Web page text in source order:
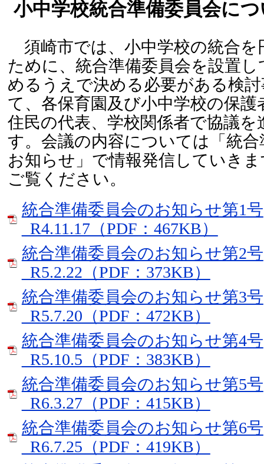
小中学校統合準備委員会に
須崎市では、小中学校の統合を
ために、統合準備委員会を設置し
めるうえで決める必要がある検
て、各保育園及び小中学校の保護
住民の代表、学校関係者で協議を
す。会議の内容については「統
お知らせ」で情報発信していき
ご覧ください。
統合準備委員会のお知らせ第1号
_R4.11.17（PDF：467KB）
統合準備委員会のお知らせ第2号
_R5.2.22（PDF：373KB）
統合準備委員会のお知らせ第3号
_R5.7.20（PDF：472KB）
統合準備委員会のお知らせ第4号
_R5.10.5（PDF：383KB）
統合準備委員会のお知らせ第5号
_R6.3.27（PDF：415KB）
統合準備委員会のお知らせ第6号
_R6.7.25（PDF：419KB）